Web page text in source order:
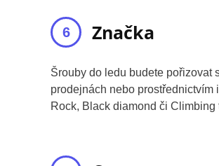
Značka
Šrouby do ledu budete pořizovat
prodejnách nebo
Rock, Black diamond či Climbing